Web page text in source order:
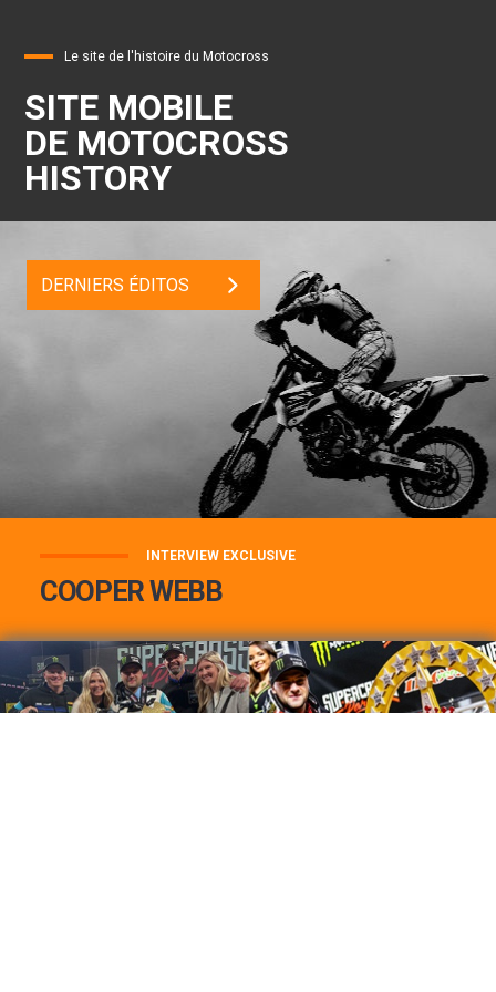
Le site de l'histoire du Motocross
SITE MOBILE
DE MOTOCROSS
HISTORY
DERNIERS ÉDITOS
INTERVIEW EXCLUSIVE
COOPER WEBB